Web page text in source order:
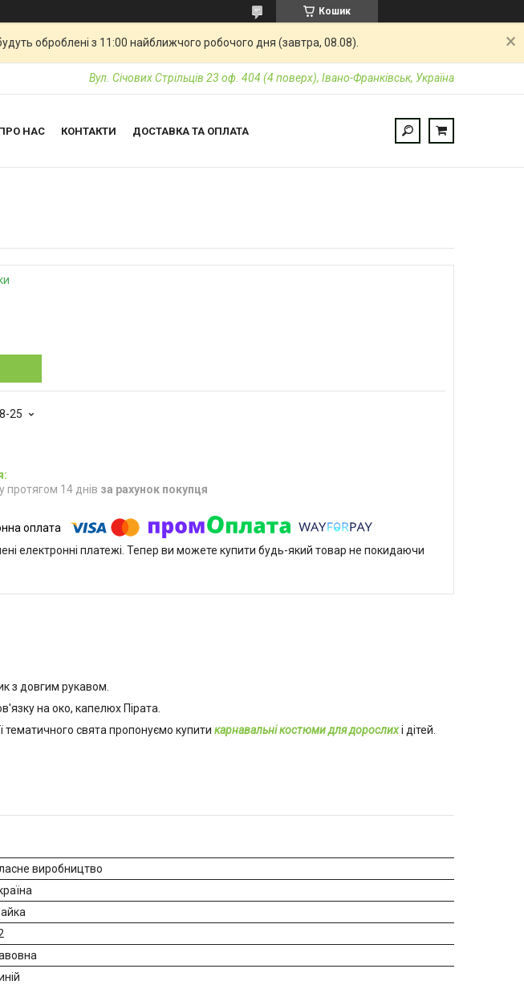
Кошик
оброблені з 11:00 найближчого робочого дня (завтра, 08.08).
Вул. Січових Стрільців 23 оф. 404 (4 поверх), Івано-Франківськ, Україна
НАС КОНТАКТИ ДОСТАВКА ТА ОПЛАТА
25
протягом 14 днів за рахунок покупця
електронні платежі. Тепер ви можете купити будь-який товар не покидаючи
з довгим рукавом.
на око, капелюх Пірата.
тематичного свята пропонуємо купити карнавальні костюми для дорослихі дітей.
виробництво